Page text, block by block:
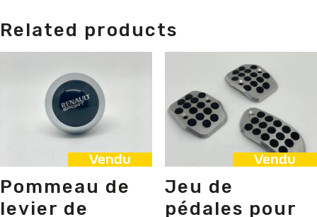
Related products
Vendu
Pommeau de
levier de
Vendu
Jeu de
pédales pour